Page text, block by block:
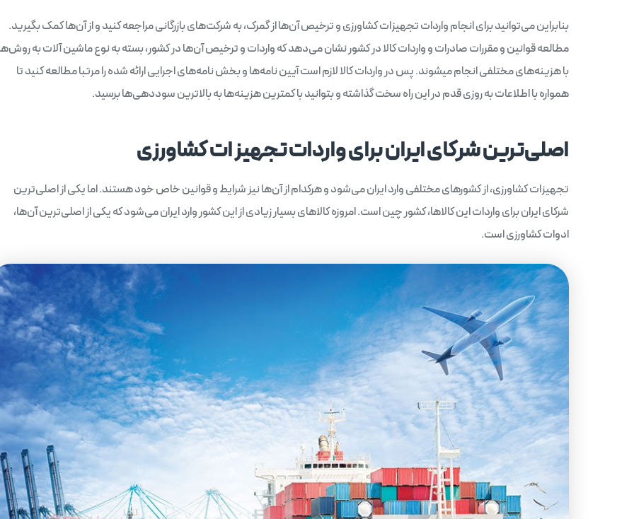
بنابراین می‌توانید برای انجام واردات تجهیزات کشاورزی و ترخیص آن‌ها از گمرک، به شرکت‌های بازرگانی مراجعه کنید و از آن‌ها کمک بگیرید.
مطالعه قوانین و مقررات صادرات و واردات کالا در کشور نشان می‌دهد که واردات و ترخیص آن‌ها در کشور، بسته به نوع ماشین آلات به
با هزینه‌های مختلفی انجام می‎شوند. پس در واردات کالا لازم است آیین نامه‌ها و بخش‌ نامه‌های اجرایی ارائه شده را مرتبا مطالعه کنید تا
همواره با اطلاعات به روزی قدم در این راه سخت گذاشته و بتوانید با کمترین هزینه‌ها به بالاترین سوددهی‌ها برسید.
اصلی‌ترین شرکای ایران برای واردات تجهیزات کشاورزی
تجهیزات کشاورزی، از کشورهای مختلفی وارد ایران می‌شود و هرکدام از آن‌ها نیز شرایط و قوانین خاص خود هستند. اما یکی از اصلی‌ترین
شرکای ایران برای واردات این کالاها، کشور چین است. امروزه کالاهای بسیار زیادی از این کشور وارد ایران می‌شود که یکی از اصلی‌ترین آن‌ها،
ادوات کشاورزی است.